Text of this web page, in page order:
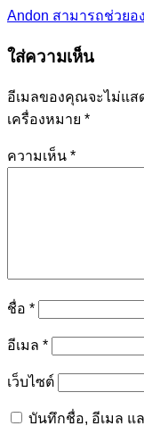
Andon สามารถช่วยอ
ใส่ความเห็น
อีเมลของคุณจะไม่แส
เครื่องหมาย *
ความเห็น *
ชื่อ *
อีเมล *
เว็บไซต์
บันทึกชื่อ, อีเมล แ